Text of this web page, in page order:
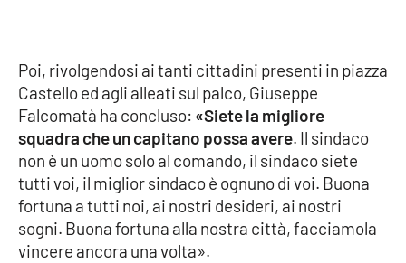
Catanzarochannel.it
APP
Android
Apple
Poi, rivolgendosi ai tanti cittadini presenti in piazza
Castello ed agli alleati sul palco, Giuseppe
Falcomatà ha concluso: «Siete la migliore
squadra che un capitano possa avere. Il sindaco
non è un uomo solo al comando, il sindaco siete
tutti voi, il miglior sindaco è ognuno di voi. Buona
fortuna a tutti noi, ai nostri desideri, ai nostri
sogni. Buona fortuna alla nostra città, facciamola
vincere ancora una volta».